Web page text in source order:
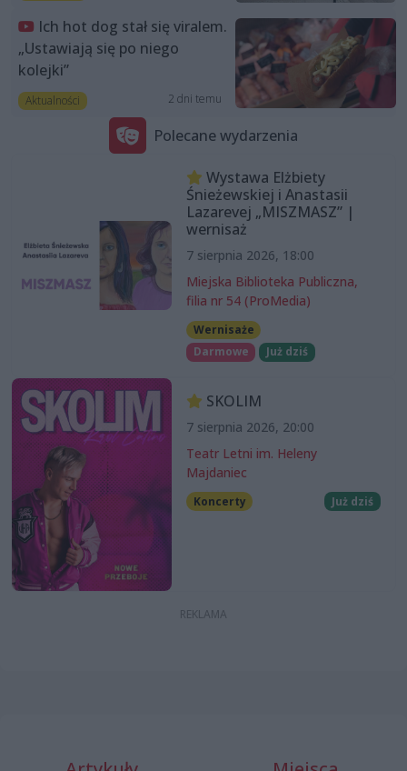
Ich hot dog stał się viralem.
„Ustawiają się po niego
kolejki”
Aktualności 2 dni temu
Polecane wydarzenia
Wystawa Elżbiety
Śnieżewskiej i Anastasii
Lazarevej „MISZMASZ” |
wernisaż
7 sierpnia 2026, 18:00
Miejska Biblioteka Publiczna,
filia nr 54 (ProMedia)
Wernisaże
Darmowe
Już dziś
SKOLIM
7 sierpnia 2026, 20:00
Teatr Letni im. Heleny
Majdaniec
Koncerty Już dziś